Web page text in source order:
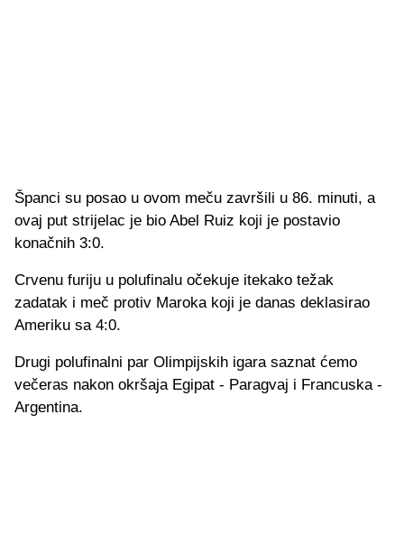
Španci su posao u ovom meču završili u 86. minuti, a
ovaj put strijelac je bio Abel Ruiz koji je postavio
konačnih 3:0.
Crvenu furiju u polufinalu očekuje itekako težak
zadatak i meč protiv Maroka koji je danas deklasirao
Ameriku sa 4:0.
Drugi polufinalni par Olimpijskih igara saznat ćemo
večeras nakon okršaja Egipat - Paragvaj i Francuska -
Argentina.